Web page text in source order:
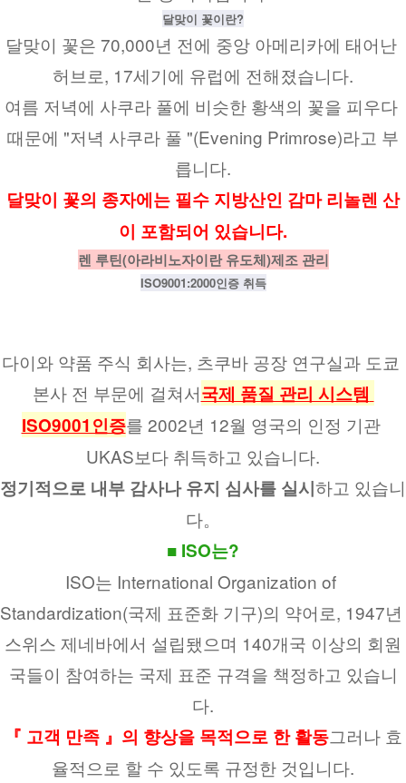
달맞이 꽃이란?
달맞이 꽃은 70,000년 전에 중앙 아메리카에 태어난
허브로, 17세기에 유럽에 전해졌습니다.
여름 저녁에 사쿠라 풀에 비슷한 황색의 꽃을 피우다
때문에 "저녁 사쿠라 풀 "(Evening Primrose)라고 부
릅니다.
달맞이 꽃의 종자에는 필수 지방산인 감마 리놀렌 산
이 포함되어 있습니다.
렌 루틴(아라비노자이란 유도체)제조 관리
ISO9001:2000인증 취득
다이와 약품 주식 회사는, 츠쿠바 공장 연구실과 도쿄
본사 전 부문에 걸쳐서국제 품질 관리 시스템
ISO9001인증를 2002년 12월 영국의 인정 기관
UKAS보다 취득하고 있습니다.
정기적으로 내부 감사나 유지 심사를 실시하고 있습니
다。
■ ISO는?
ISO는 International Organization of
Standardization(국제 표준화 기구)의 약어로, 1947년
스위스 제네바에서 설립됐으며 140개국 이상의 회원
국들이 참여하는 국제 표준 규격을 책정하고 있습니
다.
『 고객 만족 』의 향상을 목적으로 한 활동그러나 효
율적으로 할 수 있도록 규정한 것입니다.